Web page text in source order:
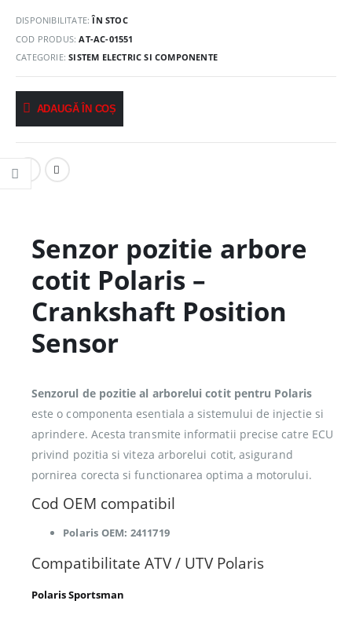
DISPONIBILITATE:ÎN STOC
COD PRODUS:AT-AC-01551
CATEGORIE:SISTEM ELECTRIC SI COMPONENTE
ADAUGĂ ÎN COȘ
Senzor pozitie arbore
cotit Polaris –
Crankshaft Position
Sensor
Senzorul de pozitie al arborelui cotit pentru Polaris
este o componenta esentiala a sistemului de injectie si
aprindere. Acesta transmite informatii precise catre ECU
privind pozitia si viteza arborelui cotit, asigurand
pornirea corecta si functionarea optima a motorului.
Cod OEM compatibil
Polaris OEM: 2411719
Compatibilitate ATV / UTV Polaris
Polaris Sportsman